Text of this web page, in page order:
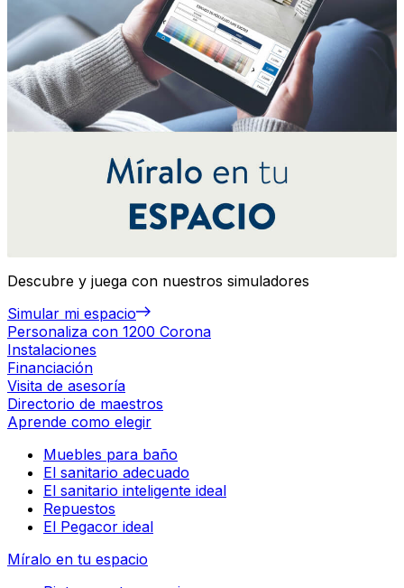
Descubre y juega con nuestros simuladores
Simular mi espacio
Personaliza con 1200 Corona
Instalaciones
Financiación
Visita de asesoría
Directorio de maestros
Aprende como elegir
Muebles para baño
El sanitario adecuado
El sanitario inteligente ideal
Repuestos
El Pegacor ideal
Míralo en tu espacio